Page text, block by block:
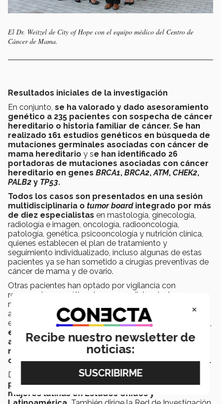
El Dr. Weitzel de City of Hope con el equipo médico del Centro de
Cáncer de Mama.
Resultados iniciales de la investigación
En conjunto, se ha valorado y dado asesoramiento
genético a 235 pacientes con sospecha de cáncer
hereditario o historia familiar de cáncer. Se han
realizado 161 estudios genéticos en búsqueda de
mutaciones germinales asociadas con cáncer de
mama hereditario y se han identificado 26
portadoras de mutaciones asociadas con cáncer
hereditario en genes BRCA1, BRCA2, ATM, CHEK2,
PALB2 y TP53.
Todos los casos son presentados en una sesión
multidisciplinaria o tumor boardintegrado por más
de diez especialistas en mastología, ginecología,
radiología e imagen, oncología, radiooncología,
patología, genética, psicooncología y nutrición clínica,
quienes establecen el plan de tratamiento y
seguimiento individualizado, incluso algunas de estas
pacientes ya se han sometido a cirugías preventivas de
cáncer de mama y de ovario.
Otras pacientes han optado por vigilancia con
resonancia magnética de mama adicional a la
mamografía, otras están recibiendo quimioterapia y en
algunos casos están en proceso de evaluación
especializada de dermatología y oftalmología. Además,
este tipo de investigaciones han permitido el
acceso a pruebas genéticas a población de
recursos limitados o aquellas sin posibilidad de
cubrir la prueba para toma de decisiones clínicas.
Desde el año 2000,el Dr. Weitzel ha dirigido los
proyectos de extensión deCity of Hopepara
mujeres latinas en Estados Unidos y
×
Recibe nuestro newsletter de
noticias: